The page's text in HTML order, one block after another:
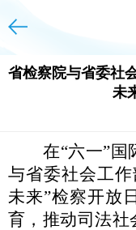
省检察院与省委社
未
在“六一”
与省委社会工
未来”检察开放
育，推动司法社